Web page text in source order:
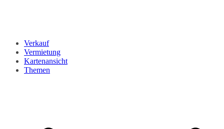
Verkauf
Vermietung
Kartenansicht
Themen